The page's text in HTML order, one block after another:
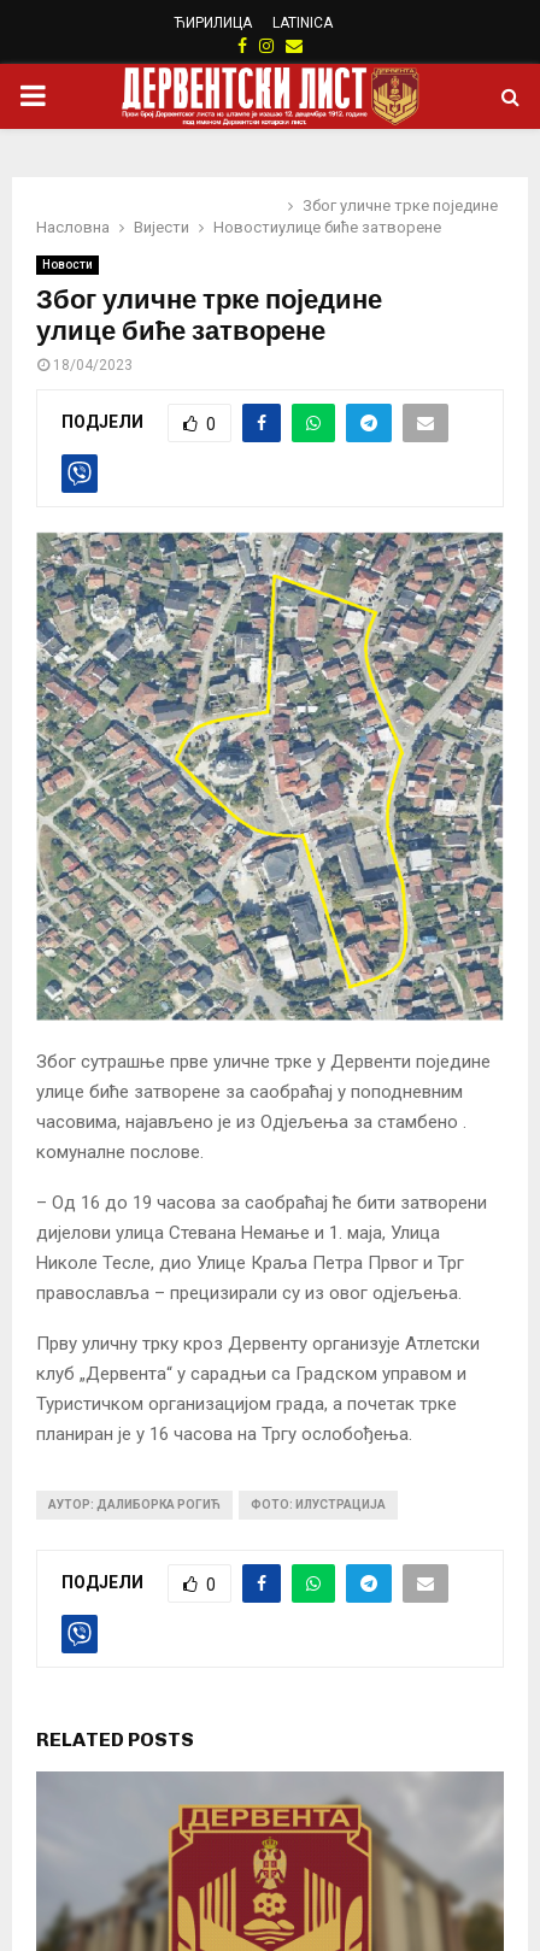
ЋИРИЛИЦА LATINICA
Facebook
Instagram
Email
PRIMARY
Насловна Вијести Новости
Због уличне трке поједине
улице биће затворене
Новости
Због уличне трке поједине
улице биће затворене
18/04/2023
ПОДЈЕЛИ 0
Због сутрашње прве уличне трке у Дервенти поједине
улице биће затворене за саобраћај у поподневним
часовима, најављено је из Одјељења за стамбено .
комуналне послове.
– Од 16 до 19 часова за саобраћај ће бити затворени
дијелови улица Стевана Немање и 1. маја, Улица
Николе Тесле, дио Улице Краља Петра Првог и Трг
православља – прецизирали су из овог одјељења.
Прву уличну трку кроз Дервенту организује Атлетски
клуб „Дервента“ у сарадњи са Градском управом и
Туристичком организацијом града, а почетак трке
планиран је у 16 часова на Тргу ослобођења.
АУТОР: ДАЛИБОРКА РОГИЋ ФОТО: ИЛУСТРАЦИЈА
ПОДЈЕЛИ 0
RELATED POSTS